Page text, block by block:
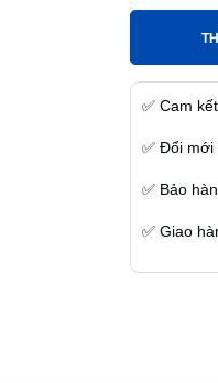
✅ Cam
✅Đổi mới
✅Bảo
✅ Giao